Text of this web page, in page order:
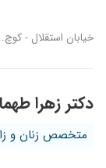
خیابان استقلال -
دکتر زهرا
متخصص زنان و